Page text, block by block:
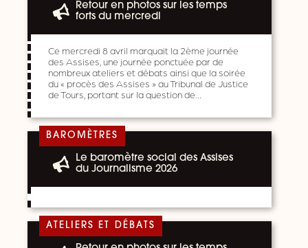
Retour en photos sur les temps
forts du mercredi
Ce mercredi 8 avril marquait la 2ème journée
des Assises, une journée ponctuée par de
nombreux ateliers et débats ainsi que la soirée
du « procès des Assises » au Tribunal de Justice
de Tours, portant sur la question de…
BAROMÈTRES
Le baromètre social des Assises
du Journalisme 2026
ATELIERS ET DÉBATS